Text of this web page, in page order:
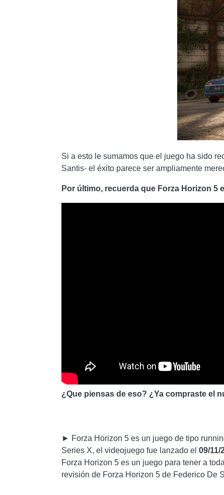
Si a esto le sumamos que el juego ha sido
Santis- el éxito parece ser ampliamente
Por último, recuerda que Forza Horizon 5
¿Que piensas de eso? ¿Ya compraste el
► Forza Horizon 5 es un juego de tipo
Series X, el videojuego fue lanzado el 09/11/
Forza Horizon 5 es un juego para tener a
revisión de Forza Horizon 5 de Federico De